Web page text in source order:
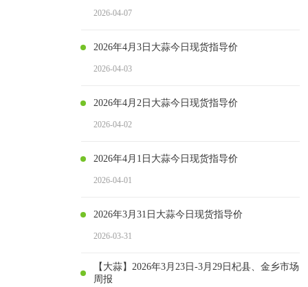
2026-04-07
2026年4月3日大蒜今日现货指导价
2026-04-03
2026年4月2日大蒜今日现货指导价
2026-04-02
2026年4月1日大蒜今日现货指导价
2026-04-01
2026年3月31日大蒜今日现货指导价
2026-03-31
【大蒜】2026年3月23日-3月29日杞县、金乡市场
周报